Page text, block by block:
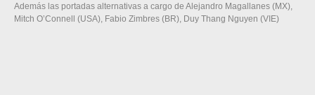
Además las portadas alternativas a cargo de Alejandro Magallanes (MX),
Mitch O’Connell (USA), Fabio Zimbres (BR), Duy Thang Nguyen (VIE)